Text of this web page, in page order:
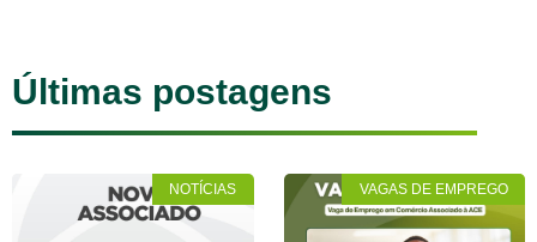
Últimas postagens
NOTÍCIAS VAGAS DE EMPREGO